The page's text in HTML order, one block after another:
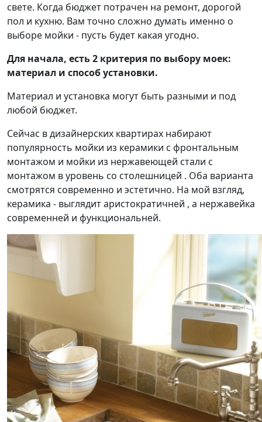
свете. Когда бюджет потрачен на ремонт, дорогой
пол и кухню. Вам точно сложно думать именно о
выборе мойки - пусть будет какая угодно.
Для начала, есть 2 критерия по выбору моек:
материал и способ установки.
Материал и установка могут быть разными и под
любой бюджет.
Сейчас в дизайнерских квартирах набирают
популярность мойки из керамики с фронтальным
монтажом и мойки из нержавеющей стали с
монтажом в уровень со столешницей . Оба варианта
смотрятся современно и эстетично. На мой взгляд,
керамика - выглядит аристократичней , а нержавейка
современней и функциональней.